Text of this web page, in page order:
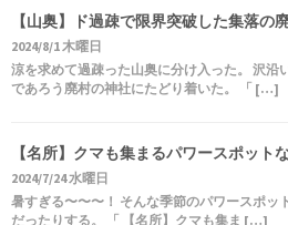
【山奥】ド過疎で限界突破した集落の
2024/8/1 木曜日
涼を求めて過疎った山奥に分け入った。 沢沿
であろう廃村の神社にたどり着いた。 「 […]
【名所】クマも集まるパワースポット
2024/7/24 水曜日
暑すぎる〜〜〜！ そんな季節のパワースポッ
だったりする。 「 【名所】クマも集ま […]